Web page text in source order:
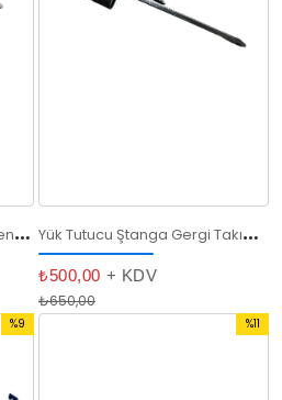
P
lastik Yük Koruyucu Köşebent (4 Adet) Y
ük Tutucu Ştanga Gergi Takım Mekanizması
₺500,00 + KDV
₺650,00
%9
%11